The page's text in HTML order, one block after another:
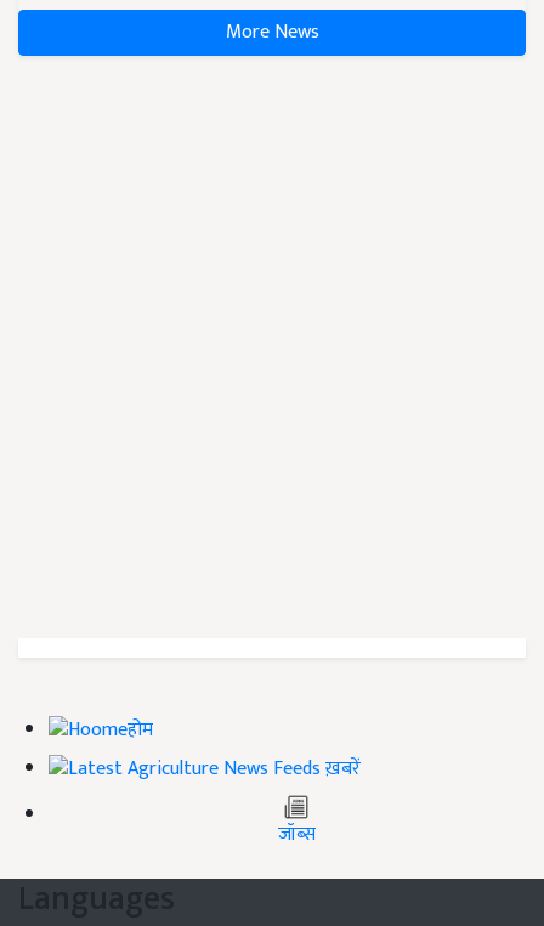
More News
होम
ख़बरें
जॉब्स
Languages